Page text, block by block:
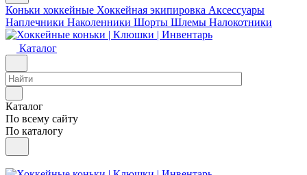
Коньки хоккейные Хоккейная экипировка Аксессуары
Наплечники Наколенники Шорты Шлемы Налокотники
Каталог
Каталог
По всему сайту
По каталогу